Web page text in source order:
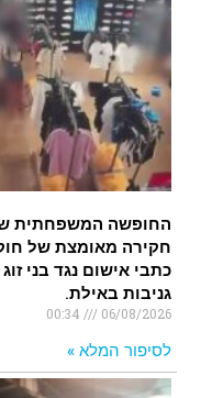
החופשה המשפחתית
כתבי אישום נגד בני
גניבות באילת.
06/08/2026
לסיפור המלא »